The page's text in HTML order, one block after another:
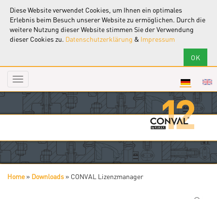
Diese Website verwendet Cookies, um Ihnen ein optimales
Erlebnis beim Besuch unserer Website zu ermöglichen. Durch die
weitere Nutzung dieser Website stimmen Sie der Verwendung
dieser Cookies zu. Datenschutzerklärung & Impressum
Toggle
navigation
Sie sind hier
Home » Downloads » CONVAL Lizenzmanager